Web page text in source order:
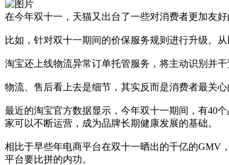
在今年双十一，天猫又出台了一些对消费者更加友好
比如，针对双十一期间的价保服务规则进行升级。
淘宝还上线物流异常订单托管服务，将主动识别并
物流、售后看上去是细节，其实反而是消费者最关心
最近的淘宝官方数据显示，今年双十一期间，有40
家可以不断运营，成为品牌长期健康发展的基础。
相比于早些年电商平台在双十一晒出的千亿的GMV
平台要比拼的内功。